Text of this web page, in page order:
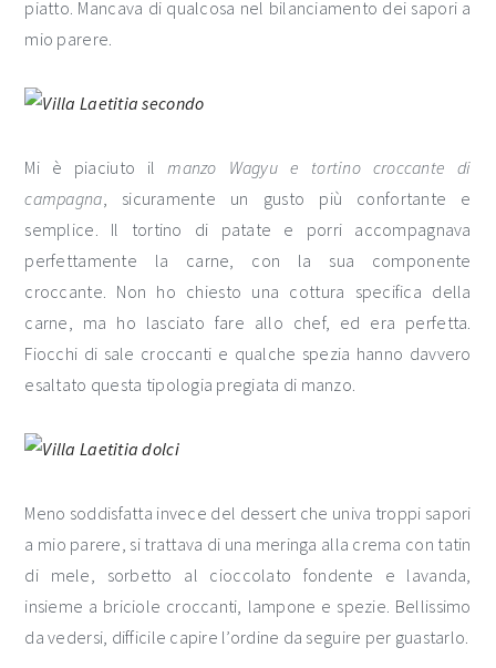
piatto. Mancava di qualcosa nel bilanciamento dei sapori a
mio parere.
Mi è piaciuto ilmanzo Wagyu e tortino croccante di
campagna, sicuramente un gusto più confortante e
semplice. Il tortino di patate e porri accompagnava
perfettamente la carne, con la sua componente
croccante. Non ho chiesto una cottura specifica della
carne, ma ho lasciato fare allo chef, ed era perfetta.
Fiocchi di sale croccanti e qualche spezia hanno davvero
esaltato questa tipologia pregiata di manzo.
Meno soddisfatta invece del dessert che univa troppi sapori
a mio parere, si trattava di una meringa alla crema con tatin
di mele, sorbetto al cioccolato fondente e lavanda,
insieme a briciole croccanti, lampone e spezie. Bellissimo
da vedersi, difficile capire l’ordine da seguire per guastarlo.